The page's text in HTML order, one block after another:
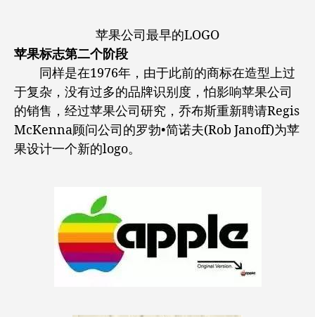
苹果公司最早的LOGO
苹果标志第二个阶段
同样是在1976年，由于此前的商标在造型上过
于复杂，没有过多的品牌识别度，怕影响苹果公司
的销售，经过苹果公司研究，乔布斯重新聘请Regis
McKenna顾问公司的罗勃•简诺夫(Rob Janoff)为苹
果设计一个新的logo。